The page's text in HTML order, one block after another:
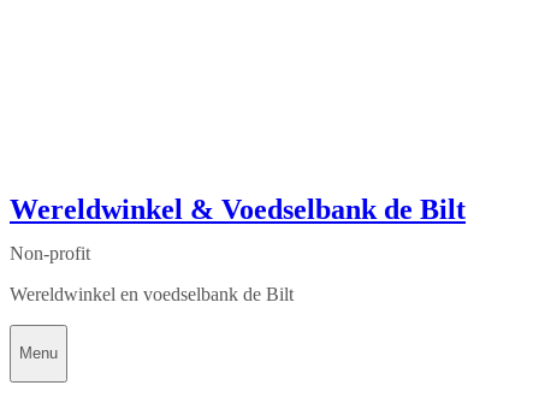
Wereldwinkel & Voedselbank de Bilt
Non-profit
Wereldwinkel en voedselbank de Bilt
Menu